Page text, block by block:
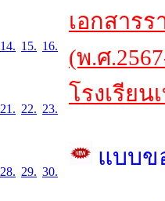
14. 15. 16.
21. 22. 23.
28. 29. 30.
เอกสาร
(พ.ศ
โรงเรีย
แบบข